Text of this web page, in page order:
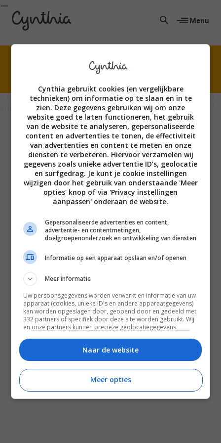
Menu
Niet creatief? Echt wel! Kom waterverven met
mijn superleuke online cursus.
Cynthia gebruikt cookies (en vergelijkbare
technieken) om informatie op te slaan en in te
zien. Deze gegevens gebruiken wij om onze
website goed te laten functioneren, het gebruik
van de website te analyseren, gepersonaliseerde
content en advertenties te tonen, de effectiviteit
van advertenties en content te meten en onze
diensten te verbeteren. Hiervoor verzamelen wij
gegevens zoals unieke advertentie ID’s, geolocatie
en surfgedrag. Je kunt je cookie instellingen
wijzigen door het gebruik van onderstaande 'Meer
opties' knop of via 'Privacy instellingen
aanpassen' onderaan de website.
Gepersonaliseerde advertenties en content,
advertentie- en contentmetingen,
doelgroepenonderzoek en ontwikkeling van diensten
Informatie op een apparaat opslaan en/of openen
Meer informatie
Uw persoonsgegevens worden verwerkt en informatie van uw
apparaat (cookies, unieke ID's en andere apparaatgegevens)
kan worden opgeslagen door, geopend door en gedeeld met
332 partners of specifiek door deze site worden gebruikt. Wij
en onze partners kunnen precieze geolocatiegegevens
Bepaalde leveranciers kunnen uw persoonsgegevens
beheren. Zoek onderaan deze pagina of in het sitemenu naar
een link om uw toestemming te beheren of in te trekken via de
privacy- en cookie-instellingen.
Naar de website
Meer opties